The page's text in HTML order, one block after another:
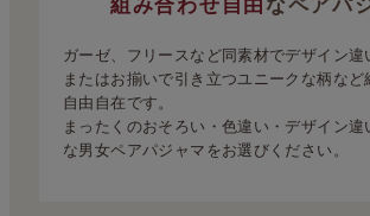
組み合わせ自由 なペアパ
ガーゼ、フリースなど同素材でデザイン違
またはお揃いで引き立つユニークな柄など
自由自在です。
まったくのおそろい・色違い・デザイン違
な男女ペアパジャマをお選びください。